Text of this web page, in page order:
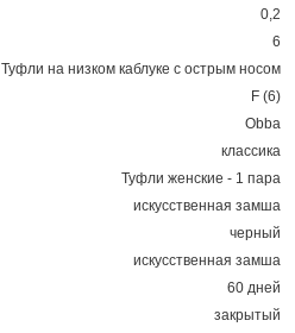
0,2
6
Туфли на низком каблуке с острым носом
F (6)
Obba
классика
Туфли женские - 1 пара
искусственная замша
черный
искусственная замша
60 дней
закрытый